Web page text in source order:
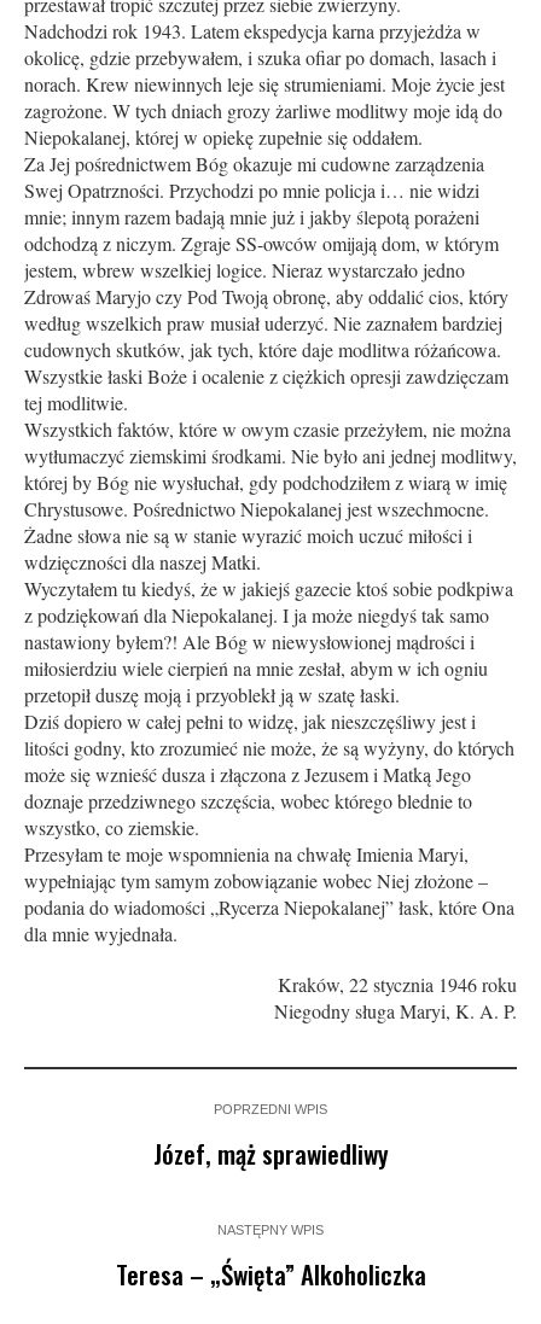
Nadchodzi rok 1943. Latem ekspedycja karna przyjeżdża w
okolicę, gdzie przebywa­łem, i szuka ofiar po domach, lasach i
norach. Krew niewinnych leje się strumieniami. Moje życie jest
zagrożone. W tych dniach grozy żarliwe modlitwy moje idą do
Niepokalanej, której w opiekę zupełnie się oddałem.
Za Jej pośrednictwem Bóg okazuje mi cudowne zarządzenia
Swej Opatrzności. Przychodzi po mnie policja i… nie widzi
mnie; innym razem badają mnie już i jakby ślepotą porażeni
odchodzą z niczym. Zgraje SS-owców omijają dom, w którym
jestem, wbrew wszelkiej logice. Nieraz wystarczało jedno
Zdrowaś Maryjo czy Pod Twoją obronę, aby oddalić cios, który
według wszelkich praw musiał uderzyć. Nie zaznałem bardziej
cudownych skutków, jak tych, które daje modlitwa różańcowa.
Wszystkie łaski Boże i ocalenie z ciężkich opresji zawdzięczam
tej modlitwie.
Wszystkich faktów, które w owym czasie przeżyłem, nie można
wytłumaczyć ziemskimi środkami. Nie było ani jednej modlitwy,
której by Bóg nie wysłuchał, gdy podchodziłem z wiarą w imię
Chrystusowe. Pośrednictwo Niepokalanej jest wszechmocne.
Żadne słowa nie są w stanie wyrazić moich uczuć miłości i
wdzięczności dla naszej Matki.
Wyczytałem tu kiedyś, że w jakiejś gazecie ktoś sobie podkpiwa
z podziękowań dla Niepokalanej. I ja może niegdyś tak samo
nastawiony byłem?! Ale Bóg w niewysłowionej mądrości i
miłosierdziu wiele cierpień na mnie zesłał, abym w ich ogniu
przetopił duszę moją i przyoblekł ją w szatę łaski.
Dziś dopiero w całej pełni to widzę, jak nieszczęśliwy jest i
litości godny, kto zrozumieć nie może, że są wyżyny, do których
może się wznieść dusza i złączona z Jezusem i Matką Jego
doznaje przedziwnego szczęścia, wobec którego blednie to
wszystko, co ziemskie.
Przesyłam te moje wspomnienia na chwałę Imienia Maryi,
wypełniając tym samym zobowiązanie wobec Niej złożone –
podania do wiadomości „Rycerza Niepokalanej” łask, które Ona
dla mnie wyjednała.
Kraków, 22 stycznia 1946 roku
Niegodny sługa Maryi, K. A. P.
POPRZEDNI WPIS
Józef, mąż sprawiedliwy
NASTĘPNY WPIS
Teresa – „Święta” Alkoholiczka